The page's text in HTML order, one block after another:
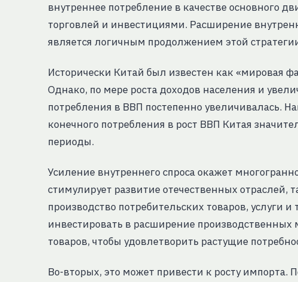
внутреннее потребление в качестве основного
торговлей и инвестициями. Расширение
является логичным продолжением этой
Исторически Китай был известен как «мировая
Однако, по мере роста доходов населения и
потребления в ВВП постепенно увеличивалась.
конечного потребления в рост ВВП Китая
периоды.
Усиление внутреннего спроса окажет
стимулирует развитие отечественных отраслей,
производство потребительских товаров, услуги
инвестировать в расширение
товаров, чтобы удовлетворить растущие
Во-вторых, это может привести к росту импорта.